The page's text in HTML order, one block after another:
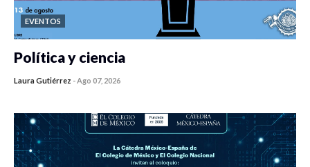
EVENTOS
Política y ciencia
Laura Gutiérrez -Ago 07, 2026